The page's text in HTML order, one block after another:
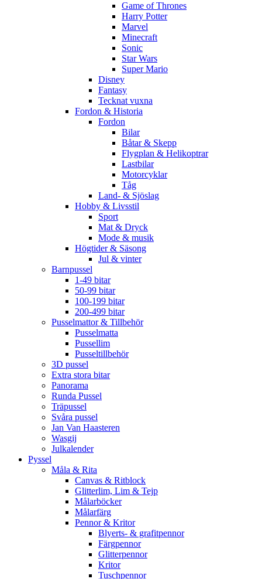
Game of Thrones
Harry Potter
Marvel
Minecraft
Sonic
Star Wars
Super Mario
Disney
Fantasy
Tecknat vuxna
Fordon & Historia
Fordon
Bilar
Båtar & Skepp
Flygplan & Helikoptrar
Lastbilar
Motorcyklar
Tåg
Land- & Sjöslag
Hobby & Livsstil
Sport
Mat & Dryck
Mode & musik
Högtider & Säsong
Jul & vinter
Barnpussel
1-49 bitar
50-99 bitar
100-199 bitar
200-499 bitar
Pusselmattor & Tillbehör
Pusselmatta
Pussellim
Pusseltillbehör
3D pussel
Extra stora bitar
Panorama
Runda Pussel
Träpussel
Svåra pussel
Jan Van Haasteren
Wasgij
Julkalender
Pyssel
Måla & Rita
Canvas & Ritblock
Glitterlim, Lim & Tejp
Målarböcker
Målarfärg
Pennor & Kritor
Blyerts- & grafitpennor
Färgpennor
Glitterpennor
Kritor
Tuschpennor